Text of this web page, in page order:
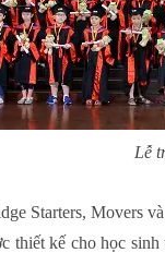
Lễ
Starters, Movers
thiết kế cho học